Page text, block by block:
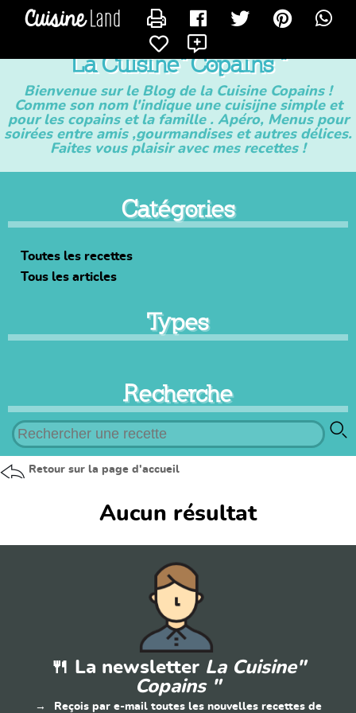
La Cuisine" Copains "
Bienvenue sur le Blog de la Cuisine Copains !
Comme son nom l'indique une cuisijne simple et
pour les copains et la famille . Apéro, Menus pour
soirées entre amis ,gourmandises et autres délices.
Faites vous plaisir avec mes recettes !
Catégories
Toutes les recettes
Tous les articles
Types
Recherche
Retour sur la page d'accueil
Aucun résultat
🍴 La newsletter La Cuisine"
Copains "
Reçois par e-mail toutes les nouvelles recettes de
CONTACTER VANDERTOM